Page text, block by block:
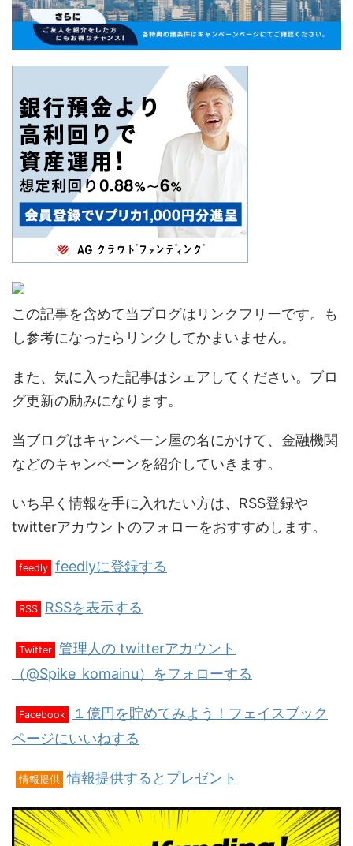
この記事を含めて当ブログはリンクフリーです。も
し参考になったらリンクしてかまいません。
また、気に入った記事はシェアしてください。ブロ
グ更新の励みになります。
当ブログはキャンペーン屋の名にかけて、金融機関
などのキャンペーンを紹介していきます。
いち早く情報を手に入れたい方は、RSS登録や
twitterアカウントのフォローをおすすめします。
feedly feedlyに登録する
RSS RSSを表示する
Twitter 管理人の twitterアカウント
（@Spike_komainu）をフォローする
Facebook
１億円を貯めてみよう！フェイスブック
ページにいいねする
情報提供 情報提供するとプレゼント